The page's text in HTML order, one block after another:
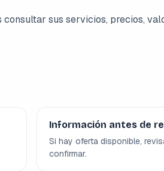
sus servicios, precios,
Información antes de
Si hay oferta disponible,
confirmar.